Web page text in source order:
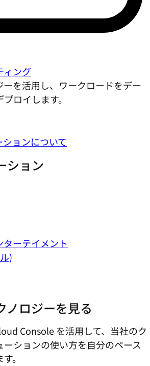
ィング
を活用し、ワークロードをデー
ロイします。
ョンについて
ション
ーテイメント
)
ノロジーを見る
Console を活用して、当社のク
ションの使い方を自分のペース
。